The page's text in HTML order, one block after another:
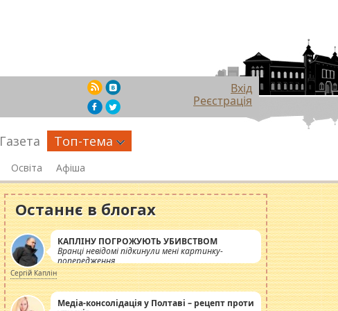
Вхід
Реєстрація
Газета Топ-тема
Освіта Афіша
Останнє в блогах
КАПЛІНУ ПОГРОЖУЮТЬ УБИВСТВОМ
Вранці невідомі підкинули мені картинку-
попередження
Сергій Каплін
Медіа-консолідація у Полтаві – рецепт проти